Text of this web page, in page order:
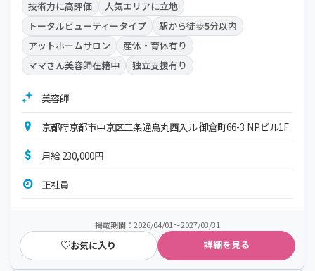
技術力に高評価
人気エリアに立地
トータルビューティータイプ
駅から徒歩5分以内
アットホームサロン
産休・育休有り
ママさん美容師在籍中
独立支援有り
美容師
京都府京都市中京区三条通烏丸西入ル 御倉町66-3 NPビル1F
月給 230,000円
正社員
掲載期間：2026/04/01～2027/03/31
お気に入り 詳細を見る